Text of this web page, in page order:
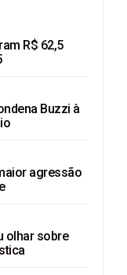
R$ 62,5
Buzzi à
agressão
olhar sobre